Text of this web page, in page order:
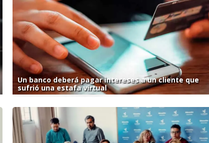
Un banco deberá pagar intereses a un cliente que
sufrió una estafa virtual